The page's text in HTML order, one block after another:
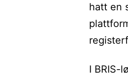
hatt en
I BRIS-